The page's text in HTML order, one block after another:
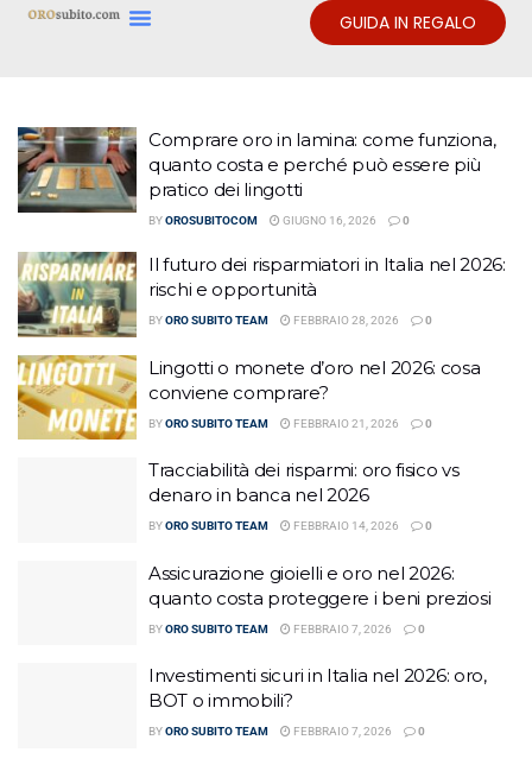
GUIDA IN REGALO
Comprare oro in lamina: come funziona,
quanto costa e perché può essere più
pratico dei lingotti
BYOROSUBITOCOM GIUGNO 16, 2026 0
Il futuro dei risparmiatori in Italia nel 2026:
rischi e opportunità
BYORO SUBITO TEAM FEBBRAIO 28, 2026 0
Lingotti o monete d’oro nel 2026: cosa
conviene comprare?
BYORO SUBITO TEAM FEBBRAIO 21, 2026 0
Tracciabilità dei risparmi: oro fisico vs
denaro in banca nel 2026
BYORO SUBITO TEAM FEBBRAIO 14, 2026 0
Assicurazione gioielli e oro nel 2026:
quanto costa proteggere i beni preziosi
BYORO SUBITO TEAM FEBBRAIO 7, 2026 0
Investimenti sicuri in Italia nel 2026: oro,
BOT o immobili?
BYORO SUBITO TEAM FEBBRAIO 7, 2026 0